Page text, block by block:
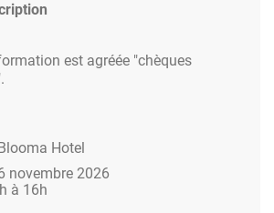
est agréée "chèques
Hotel
novembre 2026
à 16h